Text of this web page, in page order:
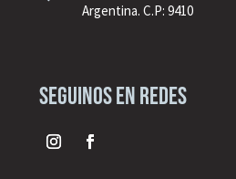
Argentina. C.P: 9410
seguinos en redes